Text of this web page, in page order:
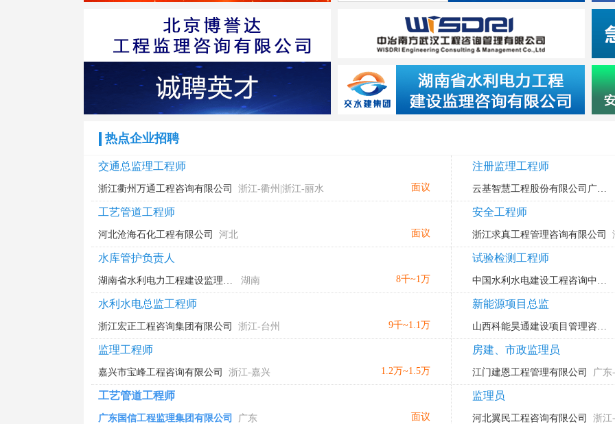
热点企业招聘
交通总监理工程师
浙江衢州万通工程咨询有限公司 浙江-衢州|浙江-丽水 面议
注册监理工程师
云基智慧工程股份有限公司广东第二分公司
工艺管道工程师
河北沧海石化工程有限公司 河北 面议
安全工程师
浙江求真工程管理咨询有限公司
水库管护负责人
湖南省水利电力工程建设监理咨询有限公司 湖南 8千~1万
试验检测工程师
中国水利水电建设工程咨询中南有限公司
水利水电总监工程师
浙江宏正工程咨询集团有限公司 浙江-台州 9千~1.1万
新能源项目总监
山西科能昊通建设项目管理咨询有限公司
监理工程师
嘉兴市宝峰工程咨询有限公司 浙江-嘉兴 1.2万~1.5万
房建、市政监理员
江门建恩工程管理有限公司 广东
工艺管道工程师
广东国信工程监理集团有限公司 广东 面议
监理员
河北翼民工程咨询有限公司 浙江